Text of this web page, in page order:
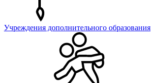
Учреждения дополнительного образования